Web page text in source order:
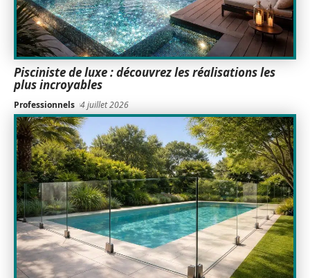
Pisciniste de luxe : découvrez les réalisations les
plus incroyables
Professionnels 4 juillet 2026